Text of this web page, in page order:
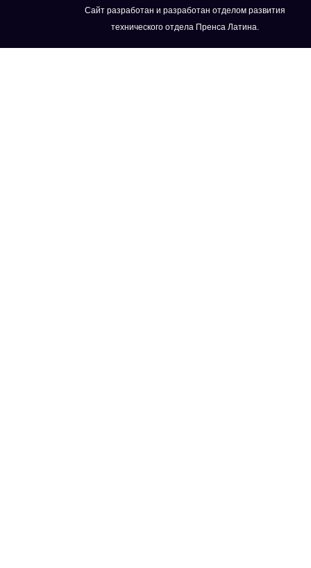
Сайт разработан и разработан отделом развития
технического отдела Пренса Латина.